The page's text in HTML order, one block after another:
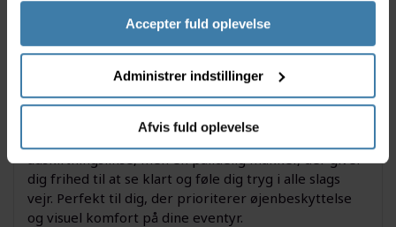
Accepter fuld oplevelse
Administrer indstillinger
Afvis fuld oplevelse
og beskyttelse uden at gå på kompromis med
komforten. Både begyndere og erfarne brugere vil
sætte pris på den lette udskiftning og den høje
funktionalitet.
Derfor skal du vælge Bliz Breeze Linse - Klar
Med Bliz Breeze Linse - Klar får du ikke bare en
udskiftningslinse, men en pålidelig makker, der giver
dig frihed til at se klart og føle dig tryg i alle slags
vejr. Perfekt til dig, der prioriterer øjenbeskyttelse
og visuel komfort på dine eventyr.